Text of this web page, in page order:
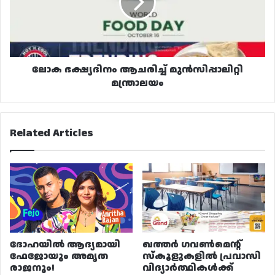
ലോക ഭക്ഷ്യദിനം ആചരിച്ച് മുൻസിപ്പാലിറ്റി
മന്ത്രാലയം
Related Articles
ദോഹയിൽ ആദ്യമായി
ഫേജോയും അമൃത
രാജനും!
ഖത്തർ ഗവൺമെന്റ്
സ്കൂളുകളിൽ പ്രവാസി
വിദ്യാർത്ഥികൾക്ക്